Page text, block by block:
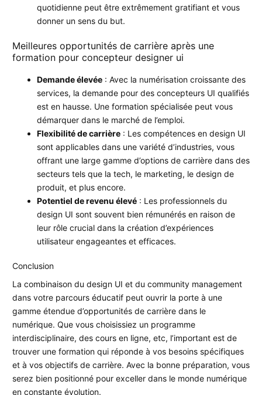
quotidienne peut être extrêmement gratifiant et vous
donner un sens du but.
Meilleures opportunités de carrière après une
formation pour concepteur designer ui
Demande élevée : Avec la numérisation croissante des
services, la demande pour des concepteurs UI qualifiés
est en hausse. Une formation spécialisée peut vous
démarquer dans le marché de l’emploi.
Flexibilité de carrière : Les compétences en design UI
sont applicables dans une variété d’industries, vous
offrant une large gamme d’options de carrière dans des
secteurs tels que la tech, le marketing, le design de
produit, et plus encore.
Potentiel de revenu élevé : Les professionnels du
design UI sont souvent bien rémunérés en raison de
leur rôle crucial dans la création d’expériences
utilisateur engageantes et efficaces.
Conclusion
La combinaison du design UI et du community management
dans votre parcours éducatif peut ouvrir la porte à une
gamme étendue d’opportunités de carrière dans le
numérique. Que vous choisissiez un programme
interdisciplinaire, des cours en ligne, etc, l’important est de
trouver une formation qui réponde à vos besoins spécifiques
et à vos objectifs de carrière. Avec la bonne préparation, vous
serez bien positionné pour exceller dans le monde numérique
en constante évolution.